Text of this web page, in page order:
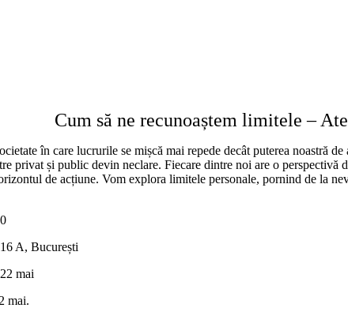
Cum să ne recunoaștem limitele –
în care lucrurile se mișcă mai repede decât puterea noastră
privat și public devin neclare. Fiecare dintre noi are o
de acțiune. Vom explora limitele personale, pornind de la
A, București
mai
mai.